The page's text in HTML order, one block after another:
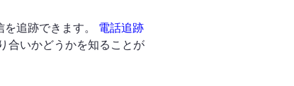
追跡できます。 電話追跡
合いかどうかを知ることが